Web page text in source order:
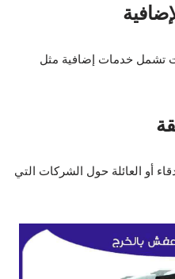
تشمل خدمات إضافية مثل
أو العائلة حول الشركات التي